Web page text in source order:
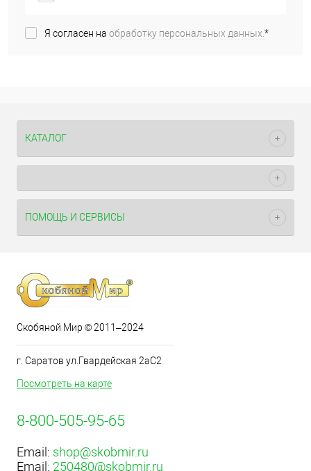
Я согласен на обработку персональных данных.*
КАТАЛОГ
ПОМОЩЬ И СЕРВИСЫ
Скобяной Мир © 2011–2024
г. Саратов ул.Гвардейская 2аС2
Посмотреть на карте
8-800-505-95-65
Email: shop@skobmir.ru
Email: 250480@skobmir.ru